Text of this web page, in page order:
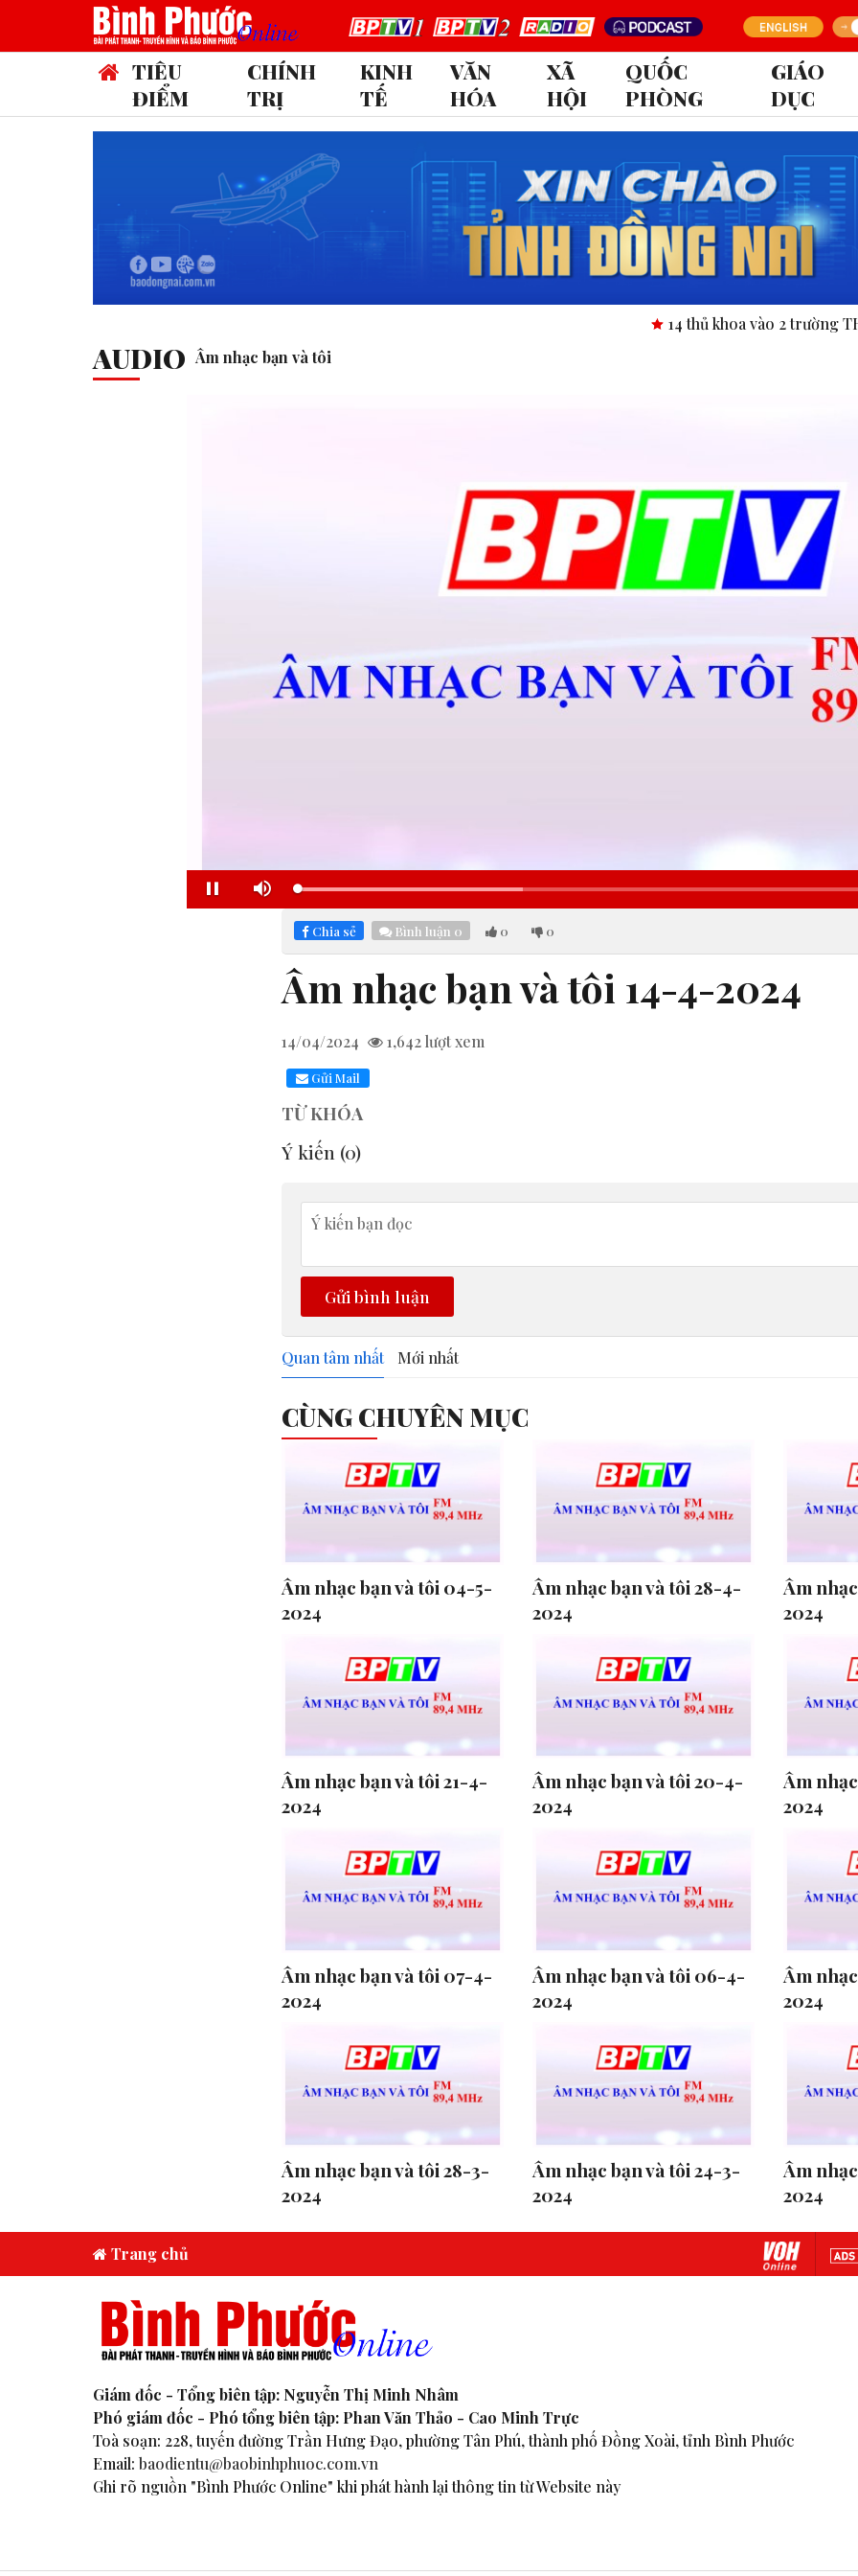
TIÊU
ĐIỂM
CHÍNH
TRỊ
KINH
TẾ
VĂN
HÓA
XÃ
HỘI
QUỐC
PHÒNG
GIÁO
DỤC
14 thủ khoa vào 2 trường THPT
AUDIO Âm nhạc bạn và tôi
Pause Mute Loaded:
33.13%
Chia sẻ Bình luận 0 0 0
Âm nhạc bạn và tôi 14-4-2024
14/04/2024 1,642lượt xem
Gửi Mail
TỪ KHÓA
Ý kiến (0)
Gửi bình luận
Quan tâm nhất Mới nhất
CÙNG CHUYÊN MỤC
Âm nhạc bạn và tôi 04-5-
2024
Âm nhạc bạn và tôi 28-4-
2024
Âm
2024
Âm nhạc bạn và tôi 21-4-
2024
Âm nhạc bạn và tôi 20-4-
2024
Âm
2024
Âm nhạc bạn và tôi 07-4-
2024
Âm nhạc bạn và tôi 06-4-
2024
Âm
2024
Âm nhạc bạn và tôi 28-3-
2024
Âm nhạc bạn và tôi 24-3-
2024
Âm
2024
Trang chủ
Giám đốc - Tổng biên tập: Nguyễn Thị Minh Nhâm
Phó giám đốc - Phó tổng biên tập: Phan Văn Thảo - Cao Minh Trực
Toà soạn: 228, tuyến đường Trần Hưng Đạo, phường Tân Phú, thành phố Đồng Xoài, tỉnh Bình Phước
Email: baodientu@baobinhphuoc.com.vn
Ghi rõ nguồn "Bình Phước Online" khi phát hành lại thông tin từ Website này